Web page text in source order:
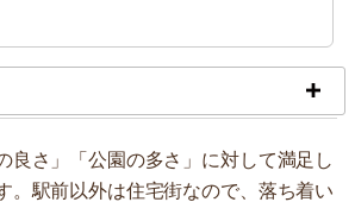
良さ」「公園の多さ」に対して満足し
。駅前以外は住宅街なので、落ち着い